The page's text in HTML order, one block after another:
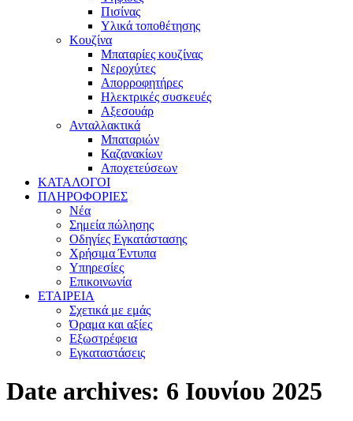
Πισίνας
Υλικά τοποθέτησης
Κουζίνα
Μπαταρίες κουζίνας
Νεροχύτες
Απορροφητήρες
Ηλεκτρικές συσκευές
Αξεσουάρ
Ανταλλακτικά
Μπαταριών
Καζανακίων
Αποχετεύσεων
ΚΑΤΑΛΟΓΟΙ
ΠΛΗΡΟΦΟΡΙΕΣ
Νέα
Σημεία πώλησης
Οδηγίες Εγκατάστασης
Χρήσιμα Έντυπα
Υπηρεσίες
Επικοινωνία
ΕΤΑΙΡΕΙΑ
Σχετικά με εμάς
Όραμα και αξίες
Εξωστρέφεια
Εγκαταστάσεις
Date archives: 6 Ιουνίου 2025